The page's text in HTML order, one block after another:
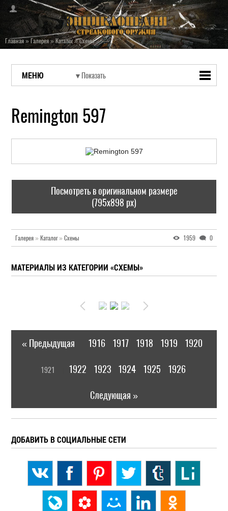
Главная»Галерея»Каталог»Схемы
МЕНЮ
Remington 597
Посмотреть в оригинальном размере
(795x898 px)
Галерея » Каталог» Схемы 1959 0
МАТЕРИАЛЫ ИЗ КАТЕГОРИИ «СХЕМЫ»
« Предыдущая 1916 1917 1918 1919 1920
1921 1922 1923 1924 1925 1926
Следующая »
ДОБАВИТЬ В СОЦИАЛЬНЫЕ СЕТИ